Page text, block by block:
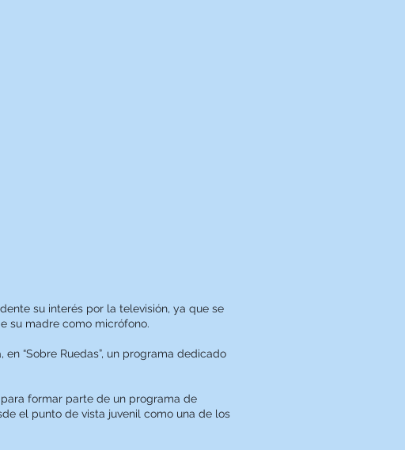
su interés por la televisión, ya que se
su madre como micrófono.
“Sobre Ruedas”, un programa dedicado
formar parte de un programa de
el punto de vista juvenil como una de los